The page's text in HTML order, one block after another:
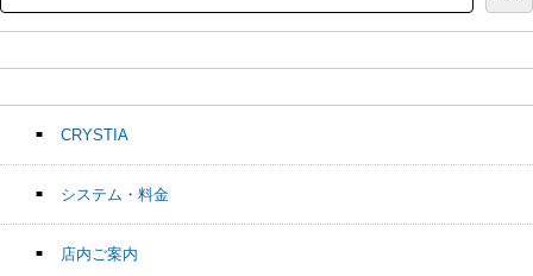
CRYSTIA
システム・料金
店内ご案内